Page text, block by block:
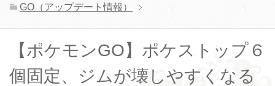
GO（アップデート情報）
【ポケモンGO】ポケストップ６
個固定、ジムが壊しやすくなる